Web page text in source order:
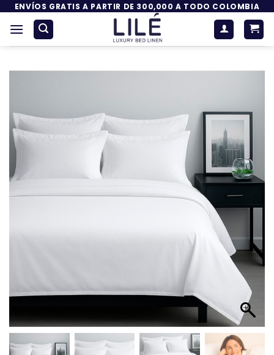
Saltar
contenido
ENVÍOS GRATIS A PARTIR DE 300,000 A TODO COLOMBIA